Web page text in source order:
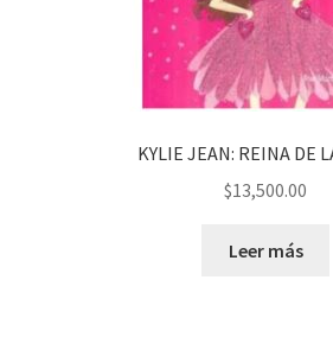
KYLIE JEAN: REINA DE
$13,500.00
Leer más